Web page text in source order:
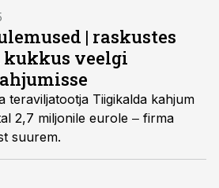
eurot. Seega kasvas
üle 70 protsendi.| raskustes
veelgi
teraviljatootja Tiigikalda kahjum
2,7 miljonile eurole ‒ firma
suurem.